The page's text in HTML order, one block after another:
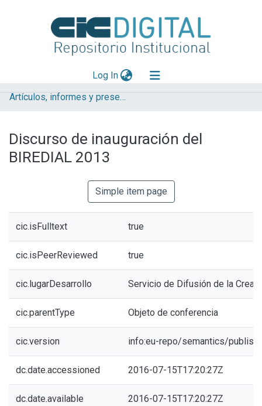
Log In(current)
Explorar
Aportar material
Artículos, informes y presentaciones en Congresos CESGI
Discurso de inauguración del
BIREDIAL 2013
Simple item page
cic.isFulltext true
cic.isPeerReviewed true
cic.lugarDesarrollo Servicio de Difusión de la
cic.parentType Objeto de conferencia
cic.version info:eu-repo/semantics/
dc.date.accessioned 2016-07-15T17:20:27Z
dc.date.available 2016-07-15T17:20:27Z